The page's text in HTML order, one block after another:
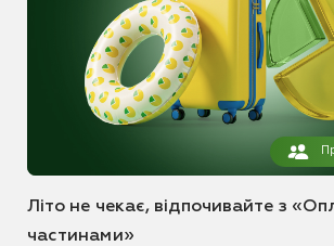
Літо не чекає, відпочивайте з
частинами»